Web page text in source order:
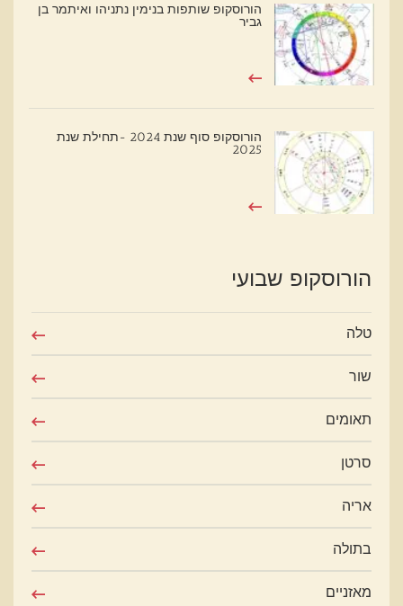
הורוסקופ שותפות בנימין נתניהו ואיתמר בן
גביר
הורוסקופ סוף שנת 2024 -תחילת שנת
2025
הורוסקופ שבועי
טלה
שור
תאומים
סרטן
אריה
בתולה
מאזניים